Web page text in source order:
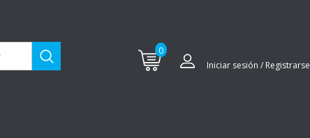
0
Iniciar sesión / Registrarse